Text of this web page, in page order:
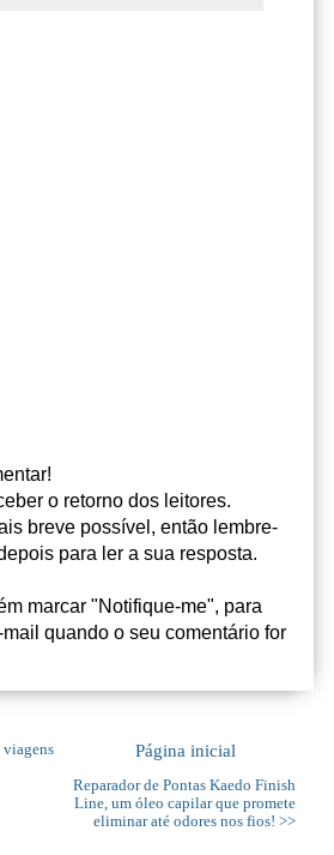
o retorno dos leitores.
breve possível, então lembre-
para ler a sua resposta.
marcar "Notifique-me", para
quando o seu comentário for
viagens
Reparador de Pontas Kaedo Finish
Line, um óleo capilar que promete
eliminar até odores nos fios! >>
Página inicial